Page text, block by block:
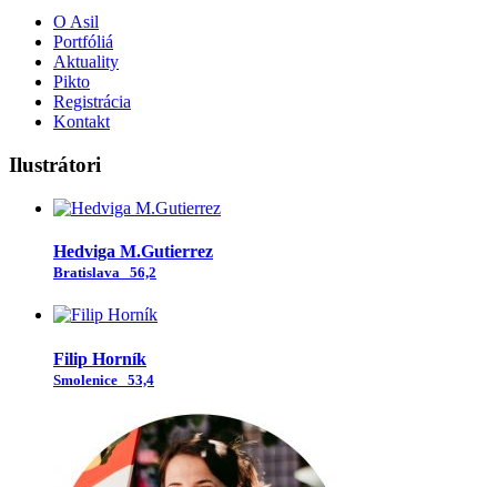
O Asil
Portfóliá
Aktuality
Pikto
Registrácia
Kontakt
Ilustrátori
Hedviga M.Gutierrez
Bratislava 56,2
Filip Horník
Smolenice 53,4